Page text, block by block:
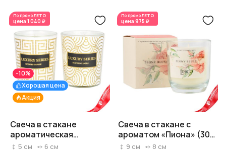
По промоЛЕТО
цена 1 040 ₽
Акция
Хорошая цена
-10%
Свеча в стакане
ароматическая
(стекло), H 5 см x D 6 см,
5 см 6 см
По промоЛЕТО
цена 975 ₽
Свеча в стакане с
ароматом «Пиона» (30
часов, стекло),
9 см 8 см